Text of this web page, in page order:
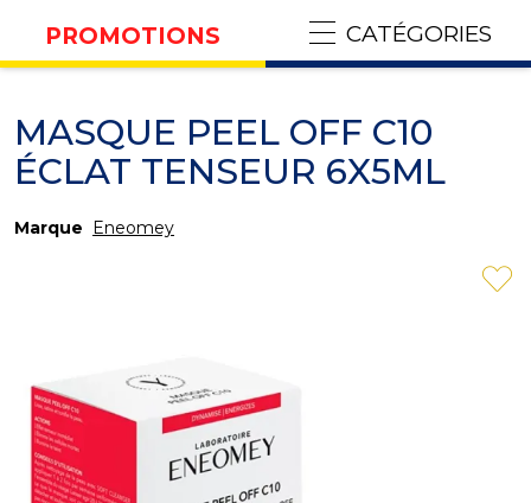
PROMOTIONS CATÉGORIES
MASQUE PEEL OFF C10
ÉCLAT TENSEUR 6X5ML
Marque Eneomey